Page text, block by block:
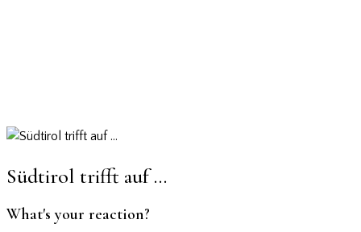
Südtirol trifft auf …
What's your reaction?